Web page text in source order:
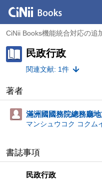
CiNii Books機能統合対応の追
民政行政
関連文献: 1件
著者
滿洲國國務院總務廳
マンシュウコク コクム
書誌事項
民政行政